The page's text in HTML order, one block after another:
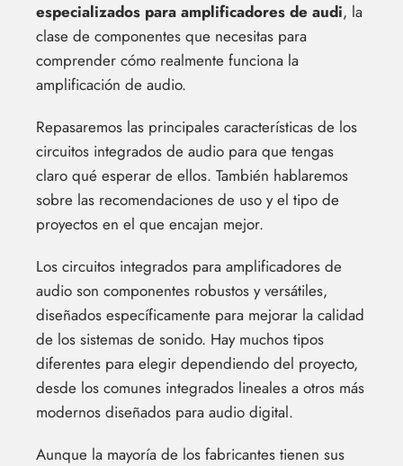
especializados para amplificadores de audi, la
clase de componentes que necesitas para
comprender cómo realmente funciona la
amplificación de audio.
Repasaremos las principales características de los
circuitos integrados de audio para que tengas
claro qué esperar de ellos. También hablaremos
sobre las recomendaciones de uso y el tipo de
proyectos en el que encajan mejor.
Los circuitos integrados para amplificadores de
audio son componentes robustos y versátiles,
diseñados específicamente para mejorar la calidad
de los sistemas de sonido. Hay muchos tipos
diferentes para elegir dependiendo del proyecto,
desde los comunes integrados lineales a otros más
modernos diseñados para audio digital.
Aunque la mayoría de los fabricantes tienen sus